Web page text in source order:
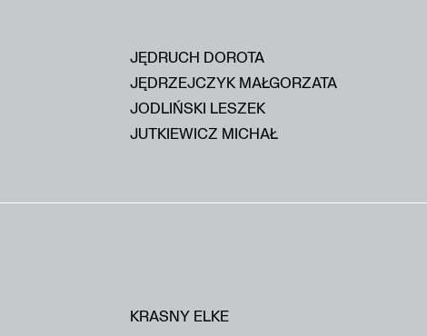
JĘDRUCH DOROTA
JĘDRZEJCZYK MAŁGORZATA
JODLIŃSKI LESZEK
JUTKIEWICZ MICHAŁ
KRASNY ELKE